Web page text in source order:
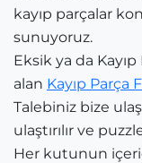
kayıp parçalar
sunuyoruz.
Eksik ya da
alan Kayıp Parça
Talebiniz bize
ulaştırılır ve
Her kutunun